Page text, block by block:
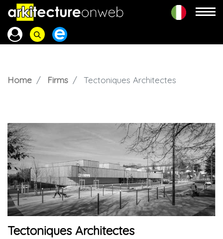
Home Firms Tectoniques Architectes
Tectoniques Architectes